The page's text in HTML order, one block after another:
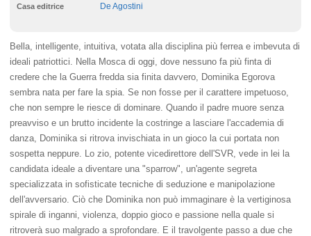
Casa editrice De Agostini
Bella, intelligente, intuitiva, votata alla disciplina più ferrea e imbevuta di
ideali patriottici. Nella Mosca di oggi, dove nessuno fa più finta di
credere che la Guerra fredda sia finita davvero, Dominika Egorova
sembra nata per fare la spia. Se non fosse per il carattere impetuoso,
che non sempre le riesce di dominare. Quando il padre muore senza
preavviso e un brutto incidente la costringe a lasciare l'accademia di
danza, Dominika si ritrova invischiata in un gioco la cui portata non
sospetta neppure. Lo zio, potente vicedirettore dell'SVR, vede in lei la
candidata ideale a diventare una "sparrow", un'agente segreta
specializzata in sofisticate tecniche di seduzione e manipolazione
dell'avversario. Ciò che Dominika non può immaginare è la vertiginosa
spirale di inganni, violenza, doppio gioco e passione nella quale si
ritroverà suo malgrado a sprofondare. E il travolgente passo a due che